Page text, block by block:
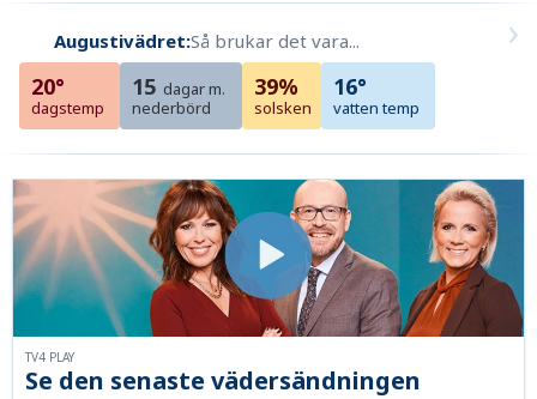
Augustivädret:Så brukar det vara...
20°
dagstemp
15 dagar m.
nederbörd
39%
solsken
16°
vatten temp
Se den senaste vädersändningen
TV4 PLAY